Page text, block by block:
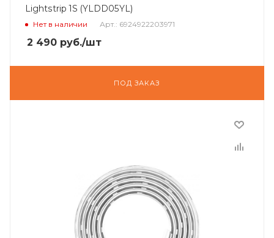
Lightstrip 1S (YLDD05YL)
Нет в наличии Арт.: 6924922203971
2 490 руб./шт
ПОД ЗАКАЗ